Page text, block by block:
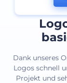
Dank unseres
Logos schnell
Projekt und